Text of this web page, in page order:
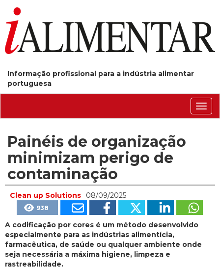
Informação profissional para a indústria alimentar
portuguesa
Painéis de organização
minimizam perigo de
contaminação
Clean up Solutions 08/09/2025
938
A codificação por cores é um método desenvolvido
especialmente para as indústrias alimentícia,
farmacêutica, de saúde ou qualquer ambiente onde
seja necessária a máxima higiene, limpeza e
rastreabilidade.